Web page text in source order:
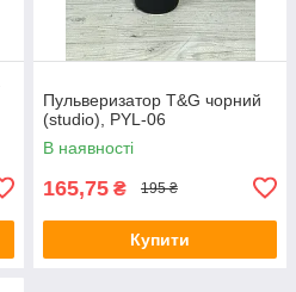
Пульверизатор T&G чорний
(studio), PYL-06
В наявності
165,75 ₴ 195 ₴
Купити